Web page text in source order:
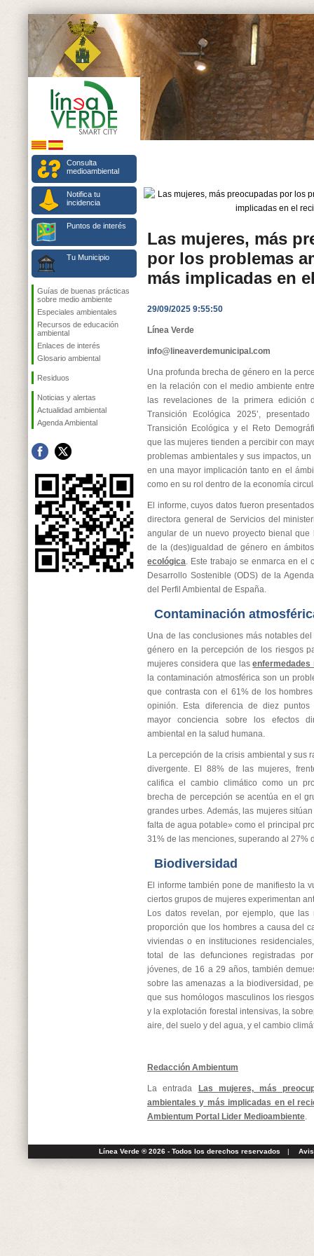
Consulta
medioambiental
Notifica tu
incidencia
Puntos de interés
Tu Municipio
Guías de buenas prácticas
sobre medio ambiente
Especiales ambientales
Recursos de educación
ambiental
Enlaces de interés
Glosario ambiental
Residuos
Noticias y alertas
Actualidad ambiental
Agenda Ambiental
Las mujeres, más
por los problemas
más implicadas en
29/09/2025 9:55:50
Línea Verde
info@lineaverdemunicipal.com
Una profunda brecha de género en la
en la relación con el medio ambiente
las revelaciones de la primera edición
Transición Ecológica 2025’,
Transición Ecológica y el Reto
que las mujeres tienden a percibir con
problemas ambientales y sus impactos,
en una mayor implicación tanto en el
como en su rol dentro de la economía
El informe, cuyos datos fueron
directora general de Servicios del
angular de un nuevo proyecto bienal
de la (des)igualdad de género en
ecológica. Este trabajo se enmarca en el
Desarrollo Sostenible (ODS) de la
del Perfil Ambiental de España.
Contaminación
Una de las conclusiones más notables
género en la percepción de los riesgos
mujeres considera que las
la contaminación atmosférica son un
que contrasta con el 61% de los
opinión. Esta diferencia de diez puntos
mayor conciencia sobre los efectos
ambiental en la salud humana.
La percepción de la crisis ambiental y sus
divergente. El 88% de las mujeres,
califica el cambio climático como un
brecha de percepción se acentúa en el
grandes urbes. Además, las mujeres
falta de agua potable» como el principal
31% de las menciones, superando al 27%
Biodiversidad
El informe también pone de manifiesto la
ciertos grupos de mujeres experimentan
Los datos revelan, por ejemplo, que las
proporción que los hombres a causa del
viviendas o en instituciones
total de las defunciones registradas
jóvenes, de 16 a 29 años, también
sobre las amenazas a la biodiversidad,
que sus homólogos masculinos los
y la explotación forestal intensivas, la
aire, del suelo y del agua, y el cambio
Redacción Ambientum
La entrada
Las mujeres, más
ambientales y más implicadas en el
Ambientum Portal Lider Medioambiente.
Línea Verde ® 2026 - Todos los derechos reservados |